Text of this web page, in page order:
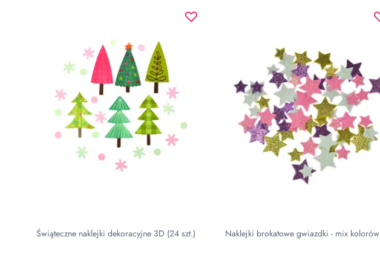
Świąteczne naklejki dekoracyjne 3D (24 szt.) Naklejki brokatowe gwiazdki - mix kolorów